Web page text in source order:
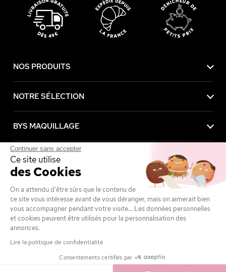
2,95 € Ajouter
NOS PRODUITS
NOTRE SÉLECTION
BYS MAQUILLAGE
SERVICE CLIENT
AVANTAGES
MENTIONS LÉGALES
Achetez maintenant, payez plus tard avec
Continuer sans accepter
Ce site utilise
des Cookies
On a attendu d'être sûrs que le contenu de
ce site vous intéresse avant de vous déranger, mais on aimerait bien
vous accompagner pendant votre visite... Les données personnelles
et cookies peuvent être utilisés pour la personnalisation des
annonces.
Lire la politique de confidentialité
Consentements certifiés par